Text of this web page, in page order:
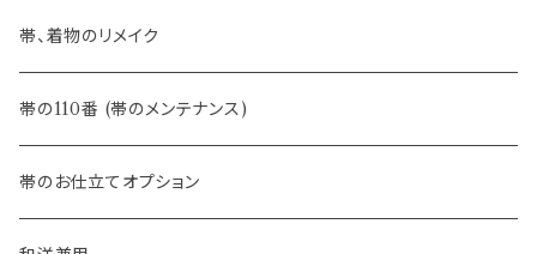
- 夏帯
- 半幅帯
- 大人兵児帯
-おびやオリジナル
-フィカレ
帯、着物のリメイク
帯の110番 (帯のメンテナンス)
帯のお仕立てオプション